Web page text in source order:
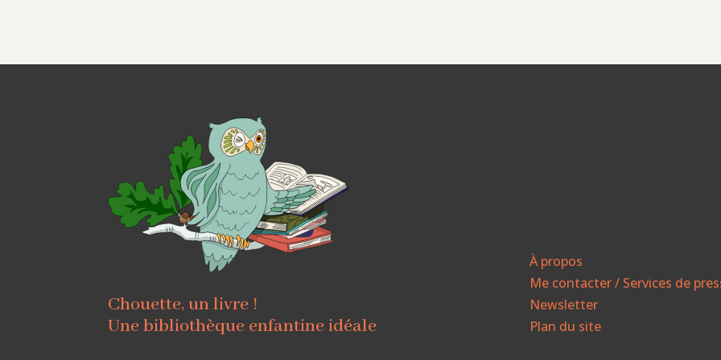
Chouette, un livre !
Une bibliothèque enfantine idéale
À propos
Me contacter / Services de
Newsletter
Plan du site